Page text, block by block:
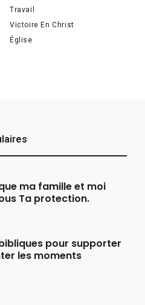
Travail
Victoire En Christ
Église
ma famille et moi
Ta protection.
pour supporter
les moments